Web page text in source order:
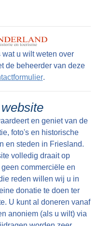
u wilt weten over
de beheerder van deze
.
en geniet van de
foto's en historische
en steden in Friesland.
volledig draait op
commerciële en
reden willen wij u in
donatie te doen ter
U kunt al doneren vanaf
anoniem (als u wilt) via